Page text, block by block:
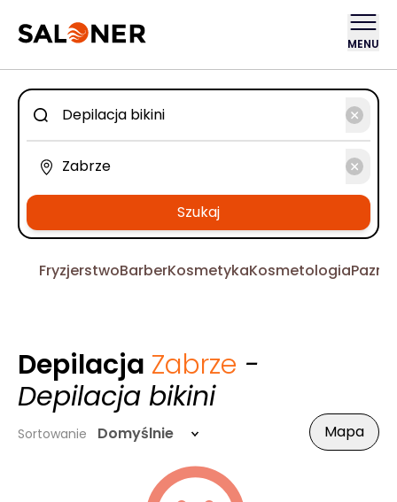
MENU
Szukaj
FryzjerstwoBarberKosmetykaKosmetologia
Depilacja Zabrze -
Depilacja bikini
Sortowanie Domyślnie Mapa